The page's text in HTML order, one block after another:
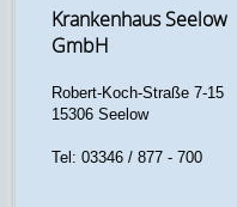
Krankenhaus Seelow
GmbH
Robert-Koch-Straße 7-15
15306 Seelow
Tel: 03346 / 877 - 700